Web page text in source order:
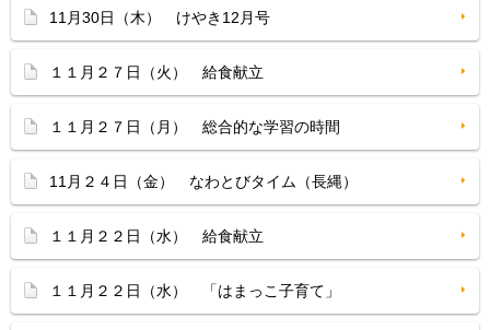
11月30日（木） けやき12月号
１１月２７日（火） 給食献立
１１月２７日（月） 総合的な学習の時間
11月２４日（金） なわとびタイム（長縄）
１１月２２日（水） 給食献立
１１月２２日（水） 「はまっこ子育て」